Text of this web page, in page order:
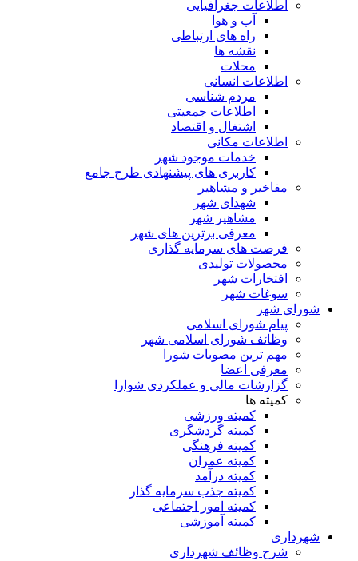
اطلاعات جغرافیایی
آب و هوا
راه های ارتباطی
نقشه ها
محلات
اطلاعات انسانی
مردم شناسی
اطلاعات جمعیتی
اشتغال و اقتصاد
اطلاعات مکانی
خدمات موجود شهر
کاربری های پیشنهادی طرح جامع
مفاخیر و مشاهیر
شهدای شهر
مشاهیر شهر
معرفی برترین های شهر
فرصت های سرمایه گذاری
محصولات تولیدی
افتخارات شهر
سوغات شهر
شورای شهر
پیام شورای اسلامی
وظائف شورای اسلامی شهر
مهم ترین مصوبات شورا
معرفی اعضا
گزارشات مالی و عملکردی شوارا
کمیته ها
کمیته ورزشی
کمیته گردشگری
کمیته فرهنگی
کمیته عمران
کمیته درآمد
کمیته جذب سرمایه گذار
کمیته امور اجتماعی
کمیته آموزشی
شهرداری
شرح وظائف شهرداری